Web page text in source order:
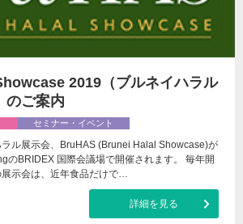
2019（ブルネイハラル
のご案内
セミナー・イベント
ル展示会、BruHAS (Brunei Halal Showcase)が
のBRIDEX 国際会議場で開催されます。 毎年開
示会は、近年食品だけで…
詳細を見る